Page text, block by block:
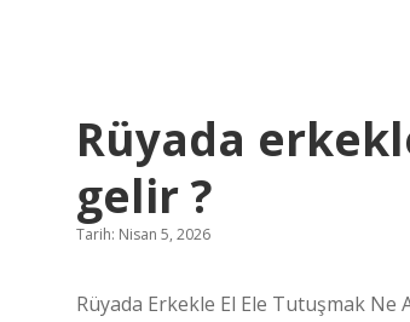
Rüyada
gelir ?
Tarih: Nisan 5, 2026
Rüyada Erkekle El Ele Tutuşmak Ne